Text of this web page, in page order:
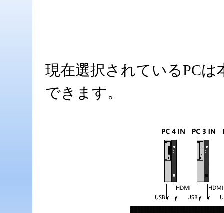
現在選択されているPC
できます。